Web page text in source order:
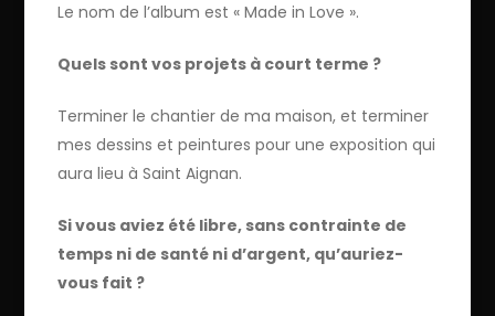
Le nom de l’album est « Made in Love ».
Quels sont vos projets à court terme ?
Terminer le chantier de ma maison, et terminer
mes dessins et peintures pour une exposition qui
aura lieu à Saint Aignan.
Si vous aviez été libre, sans contrainte de
temps ni de santé ni d’argent, qu’auriez-
vous fait ?